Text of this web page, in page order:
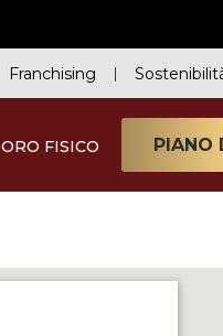
Franchising
ORO FISICO PIANO